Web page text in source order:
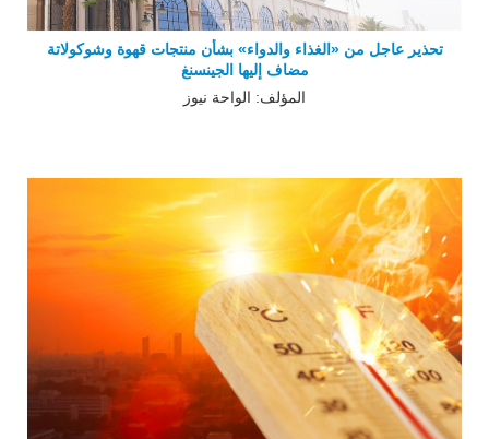
تحذير عاجل من «الغذاء والدواء» بشأن منتجات قهوة وشوكولاتة
مضاف إليها الجينسنغ
المؤلف: الواحة نيوز